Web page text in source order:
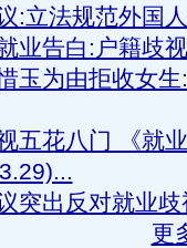
:立法规范外国
业告白:户籍歧
玉为由拒收女
五花八门 《就
突出反对就业歧
更